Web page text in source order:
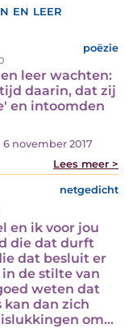
en leer
poëzie
leer wachten:
daarin, dat zij
en intoomden
6 november 2017
Lees meer >
netgedicht
en ik voor jou
die dat durft
dat besluit er
de stilte van
weten dat
kan dan zich
om…